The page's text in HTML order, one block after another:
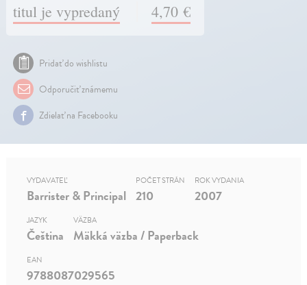
titul je vypredaný 4,70 €
Pridať do wishlistu
Odporučiť známemu
Zdielať na Facebooku
VYDAVATEĽ
Barrister & Principal
POČET STRÁN
210
ROK VYDANIA
2007
JAZYK
Čeština
VÄZBA
Mäkká väzba / Paperback
EAN
9788087029565